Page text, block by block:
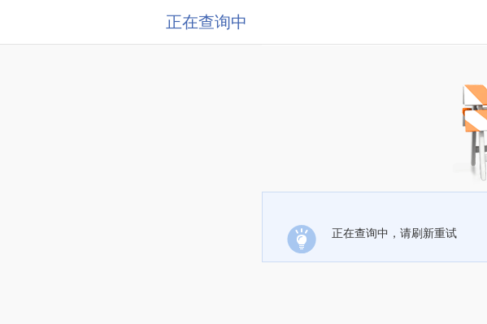
正在查询中
正在查询中，请刷新重试